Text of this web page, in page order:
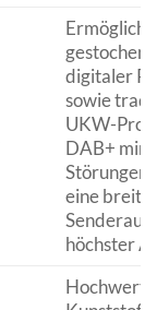
Ermöglicht
gestochen
digitaler
sowie
UKW-
DAB+
Störungen
eine
höchster